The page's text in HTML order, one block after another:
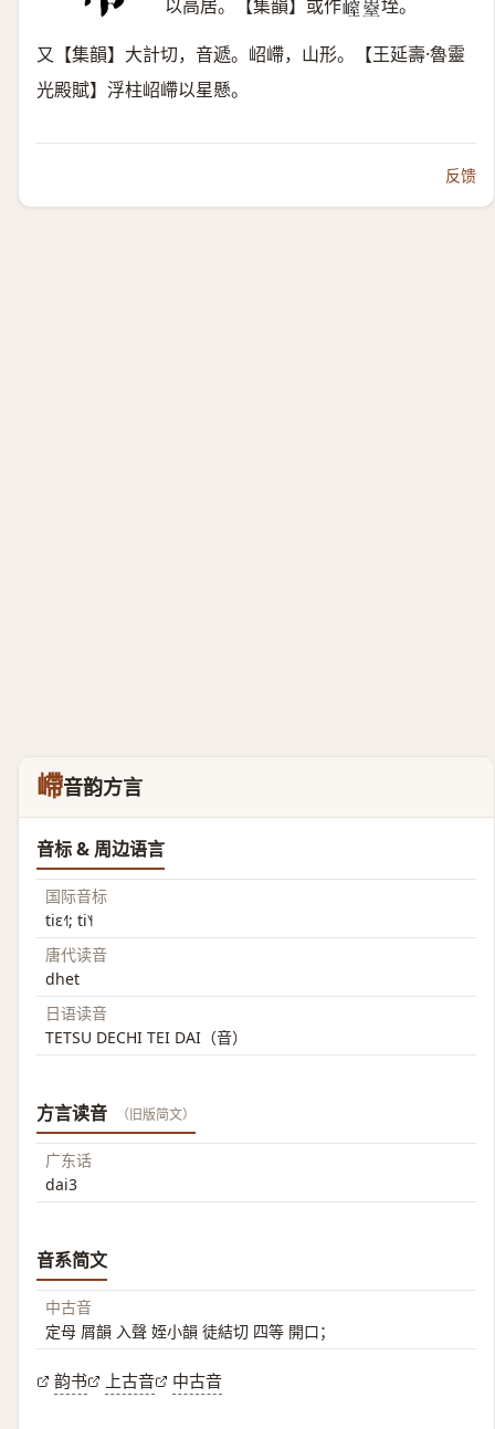
以高居。【集韻】或作𡻜 𡼄 垤。
又【集韻】大計切，音遞。岹嵽，山形。【王延壽·魯靈
光殿賦】浮柱岹嵽以星懸。
反馈
嵽音韵方言
音标 & 周边语言
国际音标
tiɛ˧˥; ti˥˧
唐代读音
dhet
日语读音
TETSU DECHI TEI DAI（音）
方言读音 （旧版简文）
广东话
dai3
音系简文
中古音
定母 屑韻 入聲 姪小韻 徒結切 四等 開口；
韵书 上古音 中古音